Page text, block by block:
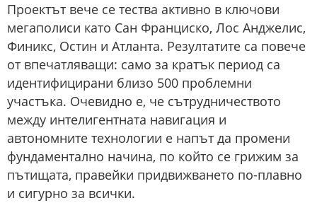
Проектът вече се тества активно в ключови
мегаполиси като Сан Франциско, Лос Анджелис,
Финикс, Остин и Атланта. Резултатите са повече
от впечатляващи: само за кратък период са
идентифицирани близо 500 проблемни
участъка. Очевидно е, че сътрудничеството
между интелигентната навигация и
автономните технологии е напът да промени
фундаментално начина, по който се грижим за
пътищата, правейки придвижването по-плавно
и сигурно за всички.